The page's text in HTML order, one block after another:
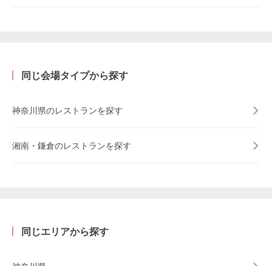
同じ会場タイプから探す
神奈川県のレストランを探す
湘南・鎌倉のレストランを探す
同じエリアから探す